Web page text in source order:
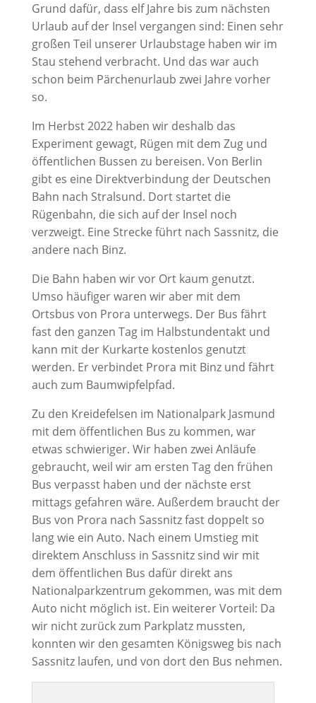
Grund dafür, dass elf Jahre bis zum nächsten
Urlaub auf der Insel vergangen sind: Einen sehr
großen Teil unserer Urlaubstage haben wir im
Stau stehend verbracht. Und das war auch
schon beim Pärchenurlaub zwei Jahre vorher
so.
Im Herbst 2022 haben wir deshalb das
Experiment gewagt, Rügen mit dem Zug und
öffentlichen Bussen zu bereisen. Von Berlin
gibt es eine Direktverbindung der Deutschen
Bahn nach Stralsund. Dort startet die
Rügenbahn, die sich auf der Insel noch
verzweigt. Eine Strecke führt nach Sassnitz, die
andere nach Binz.
Die Bahn haben wir vor Ort kaum genutzt.
Umso häufiger waren wir aber mit dem
Ortsbus von Prora unterwegs. Der Bus fährt
fast den ganzen Tag im Halbstundentakt und
kann mit der Kurkarte kostenlos genutzt
werden. Er verbindet Prora mit Binz und fährt
auch zum Baumwipfelpfad.
Zu den Kreidefelsen im Nationalpark Jasmund
mit dem öffentlichen Bus zu kommen, war
etwas schwieriger. Wir haben zwei Anläufe
gebraucht, weil wir am ersten Tag den frühen
Bus verpasst haben und der nächste erst
mittags gefahren wäre. Außerdem braucht der
Bus von Prora nach Sassnitz fast doppelt so
lang wie ein Auto. Nach einem Umstieg mit
direktem Anschluss in Sassnitz sind wir mit
dem öffentlichen Bus dafür direkt ans
Nationalparkzentrum gekommen, was mit dem
Auto nicht möglich ist. Ein weiterer Vorteil: Da
wir nicht zurück zum Parkplatz mussten,
konnten wir den gesamten Königsweg bis nach
Sassnitz laufen, und von dort den Bus nehmen.